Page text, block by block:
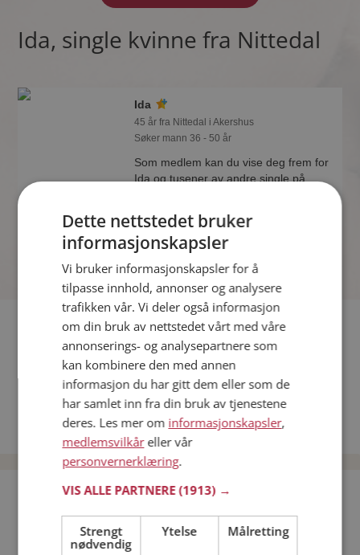
Ida, single kvinne fra Nittedal
Ida
45 år fra Nittedal i Akershus
Søker mann 36 - 50 år
Som medlem kan du vise deg frem for
Ida og tusener av andre single på
Fler single
Flere singlekvinner fra Nittedal:Margot,Åse
Menn fra Nittedal
Date kvinner i Norge
Date menn i Norge
Bli medlem gratis!
Jeg er en:
Dette nettstedet bruker
informasjonskapsler
Vi bruker informasjonskapsler for å
tilpasse innhold, annonser og analysere
trafikken vår. Vi deler også informasjon
om din bruk av nettstedet vårt med våre
annonserings- og analysepartnere som
kan kombinere den med annen
informasjon du har gitt dem eller som de
har samlet inn fra din bruk av tjenestene
deres. Les mer om informasjonskapsler,
medlemsvilkåreller vår
personvernerklæring.
VIS ALLE PARTNERE(1913) →
Strengt
nødvendig
Ytelse Målretting